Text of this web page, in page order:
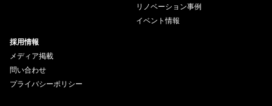
リノベーション事例
イベント情報
採用情報
メディア掲載
問い合わせ
プライバシーポリシー